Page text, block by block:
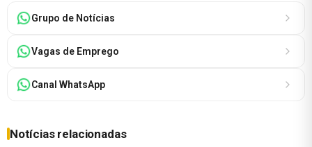
Grupo de Notícias
Vagas de Emprego
Canal WhatsApp
Notícias relacionadas